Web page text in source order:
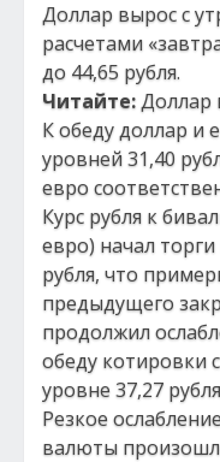
Доллар вырос с
расчетами
до 44,65 рубля.
Читайте:Доллар
К обеду доллар и
уровней 31,40
евро
Курс рубля к
евро) начал
рубля, что
предыдущего
продолжил
обеду котировки
уровне 37,27
Резкое
валюты